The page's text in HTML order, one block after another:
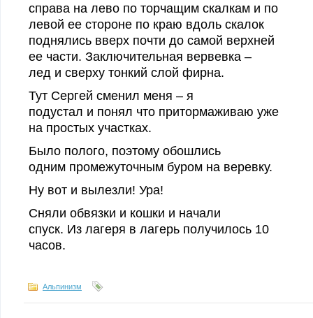
справа на лево по торчащим скалкам и по
левой ее стороне по краю вдоль скалок
поднялись вверх почти до самой верхней
ее части. Заключительная вервевка –
лед и сверху тонкий слой фирна.
Тут Сергей сменил меня – я
подустал и понял что притормаживаю уже
на простых участках.
Было полого, поэтому обошлись
одним промежуточным буром на веревку.
Ну вот и вылезли! Ура!
Сняли обвязки и кошки и начали
спуск. Из лагеря в лагерь получилось 10
часов.
Альпинизм